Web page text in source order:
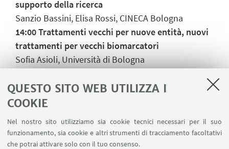
QUESTO SITO WEB UTILIZZA I
COOKIE
Nel nostro sito utilizziamo sia cookie tecnici necessari per il suo
funzionamento, sia cookie e altri strumenti di tracciamento facoltativi
che potrai attivare solo con il tuo consenso.
supporto della ricerca
Sanzio Bassini, Elisa Rossi, CINECA Bologna
14:00 Trattamenti vecchi per nuove entità, nuovi
trattamenti per vecchi biomarcatori
Sofia Asioli, Università di Bologna
Neurologiche di Bologna
14:15 Discussione
14:45 Visita guidata al "Museo delle Cere Luigi
Cattaneo"